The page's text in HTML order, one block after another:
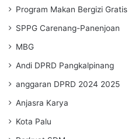
Program Makan Bergizi Gratis
SPPG Carenang-Panenjoan
MBG
Andi DPRD Pangkalpinang
anggaran DPRD 2024 2025
Anjasra Karya
Kota Palu